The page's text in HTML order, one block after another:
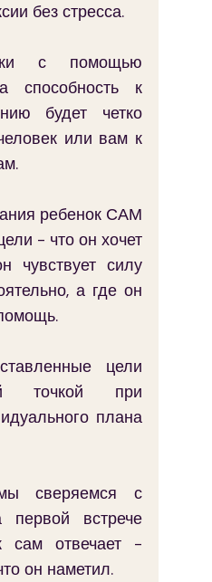
без стресса.
с помощью
способность к
будет четко
или вам к
- что он хочет
чувствует силу
а где он
цели
точкой при
плана
сверяемся с
первой встрече
сам отвечает -
он наметил.